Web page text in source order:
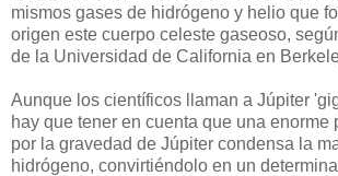
mismos gases de hidrógeno y helio que
origen este cuerpo celeste gaseoso,
de la Universidad de California en
Aunque los científicos llaman a Júpiter
hay que tener en cuenta que una enorme
por la gravedad de Júpiter condensa la
hidrógeno, convirtiéndolo en un